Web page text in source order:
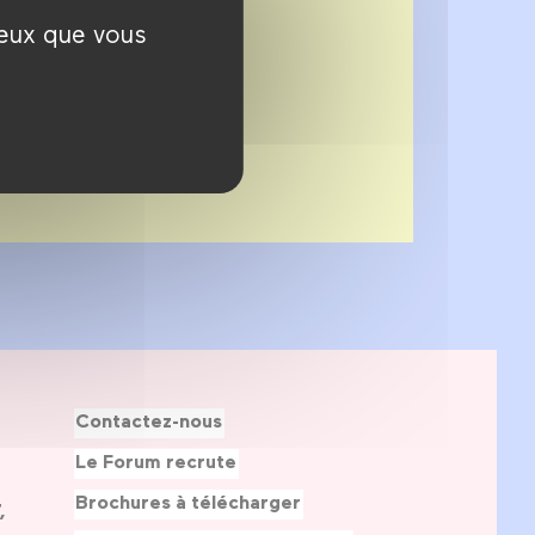
que vous
Contactez-nous
Le Forum recrute
Brochures à télécharger